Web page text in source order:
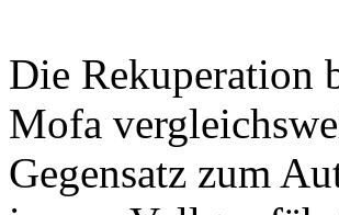
Die Rekuperation
Mofa
Gegensatz zum